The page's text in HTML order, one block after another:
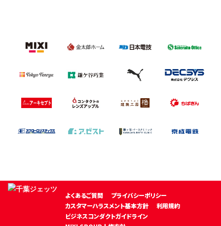
よくあるご質問
プライバシーポリシー
カスタマーハラスメント基本方針
利用規約
ビジネスコンダクトガイドライン